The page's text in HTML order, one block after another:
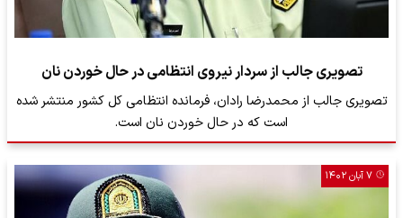
تصویری جالب از سردار نیروی انتظامی در حال خوردن نان
تصویری جالب از محمدرضا رادان، فرمانده انتظامی کل کشور منتشر شده
است که در حال خوردن نان است.
۷ آبان ۱۴۰۲